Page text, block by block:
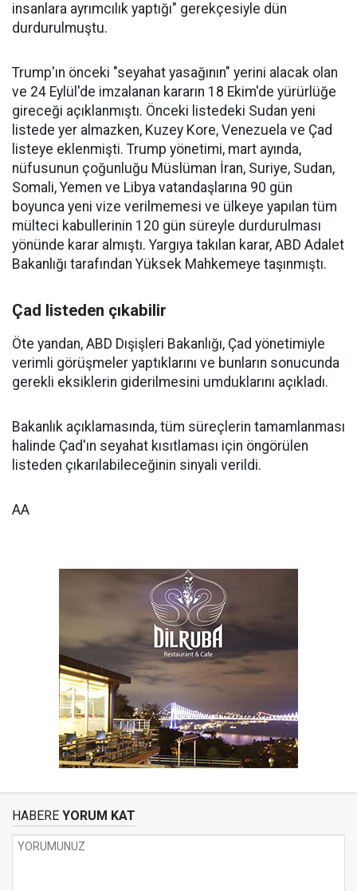
insanlara ayrımcılık yaptığı" gerekçesiyle dün
durdurulmuştu.
Trump'ın önceki "seyahat yasağının" yerini alacak olan
ve 24 Eylül'de imzalanan kararın 18 Ekim'de yürürlüğe
gireceği açıklanmıştı. Önceki listedeki Sudan yeni
listede yer almazken, Kuzey Kore, Venezuela ve Çad
listeye eklenmişti. Trump yönetimi, mart ayında,
nüfusunun çoğunluğu Müslüman İran, Suriye, Sudan,
Somali, Yemen ve Libya vatandaşlarına 90 gün
boyunca yeni vize verilmemesi ve ülkeye yapılan tüm
mülteci kabullerinin 120 gün süreyle durdurulması
yönünde karar almıştı. Yargıya takılan karar, ABD Adalet
Bakanlığı tarafından Yüksek Mahkemeye taşınmıştı.
Çad listeden çıkabilir
Öte yandan, ABD Dışişleri Bakanlığı, Çad yönetimiyle
verimli görüşmeler yaptıklarını ve bunların sonucunda
gerekli eksiklerin giderilmesini umduklarını açıkladı.
Bakanlık açıklamasında, tüm süreçlerin tamamlanması
halinde Çad'ın seyahat kısıtlaması için öngörülen
listeden çıkarılabileceğinin sinyali verildi.
AA
HABERE YORUM KAT